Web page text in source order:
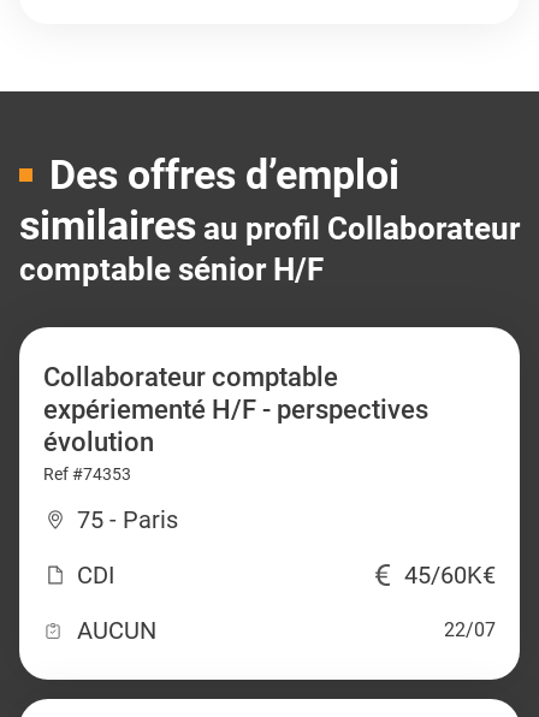
Des offres d’emploi
similaires au profil Collaborateur
comptable sénior H/F
Collaborateur comptable
expériementé H/F - perspectives
évolution
Ref #74353
75 - Paris
CDI
45/60K€
AUCUN
22/07